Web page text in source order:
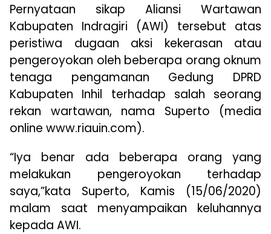
Pernyataan sikap Aliansi Wartawan
Kabupaten Indragiri (AWI) tersebut atas
peristiwa dugaan aksi kekerasan atau
pengeroyokan oleh beberapa orang oknum
tenaga pengamanan Gedung DPRD
Kabupaten Inhil terhadap salah seorang
rekan wartawan, nama Superto (media
online www.riauin.com).
“Iya benar ada beberapa orang yang
melakukan pengeroyokan terhadap
saya,”kata Superto, Kamis (15/06/2020)
malam saat menyampaikan keluhannya
kepada AWI.